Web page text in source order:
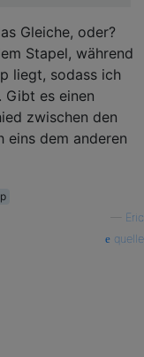
Gleiche, oder?
Stapel, während
liegt, sodass ich
Gibt es einen
zwischen den
eins dem anderen
Eric
quelle